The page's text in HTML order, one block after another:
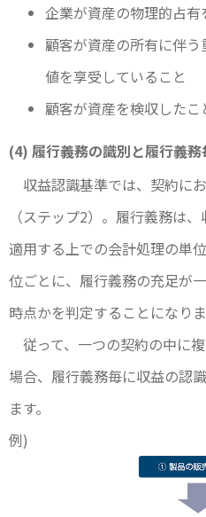
企業が資産の物理的占
顧客が資産の所有に伴
値を享受していること
顧客が資産を検収したこ
(4) 履行義務の識別と履行義
収益認識基準では、契約に
（ステップ2）。履行義務は
適用する上での会計処理の単
位ごとに、履行義務の充足が
時点かを判定することになりま
従って、一つの契約の中に
場合、履行義務毎に収益の認
ます。
例)